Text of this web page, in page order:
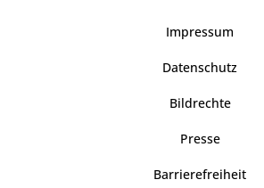
Impressum
Datenschutz
Bildrechte
Presse
Barrierefreiheit